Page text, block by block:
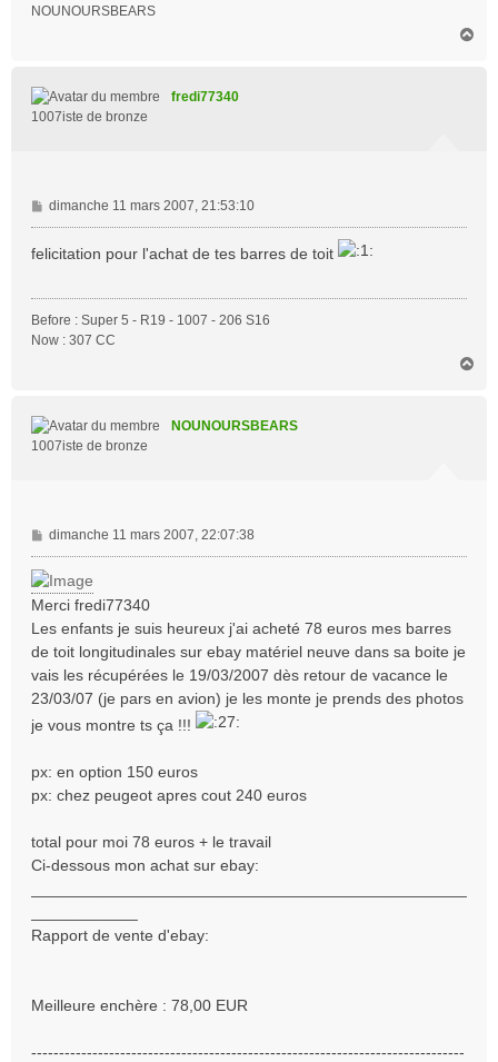
NOUNOURSBEARS
fredi77340
1007iste de bronze
M
e
s
e
dimanche 11 mars 2007, 21:53:10
felicitation pour l'achat de tes barres de toit
Before : Super 5 - R19 - 1007 - 206 S16
Now : 307 CC
NOUNOURSBEARS
1007iste de bronze
M
e
s
s
a
g
e
dimanche 11 mars 2007, 22:07:38
Merci fredi77340
Les enfants je suis heureux j'ai acheté 78 euros mes barres
de toit longitudinales sur ebay matériel neuve dans sa boite je
vais les récupérées le 19/03/2007 dès retour de vacance le
23/03/07 (je pars en avion) je les monte je prends des photos
je vous montre ts ça !!!
px: en option 150 euros
px: chez peugeot apres cout 240 euros
total pour moi 78 euros + le travail
Ci-dessous mon achat sur ebay:
Rapport de vente d'ebay:
Meilleure enchère : 78,00 EUR
------------------------------------------------------------------------------